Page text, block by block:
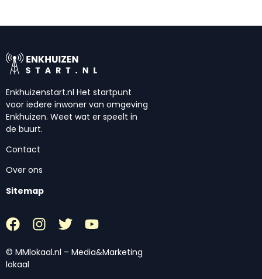
Enkhuizenstart.nl Het startpunt
voor iedere inwoner van omgeving
Enkhuizen. Weet wat er speelt in
de buurt.
Contact
Over ons
Sitemap
© MMlokaal.nl – Media&Marketing
lokaal